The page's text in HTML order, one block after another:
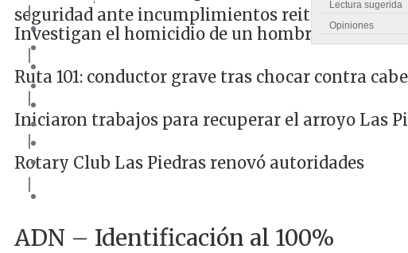
Lectura sugerida
Opiniones
seguridad ante incumplimientos reiterados
|
Investigan el homicidio de un hombre de 38
|
Ruta 101: conductor grave tras chocar contra
|
Iniciaron trabajos para recuperar el arroyo Las
|
Rotary Club Las Piedras renovó autoridades
ADN – Identificación al 100%